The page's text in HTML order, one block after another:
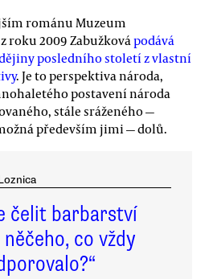
románu Muzeum
roku 2009 Zabužková podává
posledního století z vlastní
. Je to perspektiva národa,
postavení národa
stále sráženého —
především jimi — dolů.
čelit barbarství
co vždy